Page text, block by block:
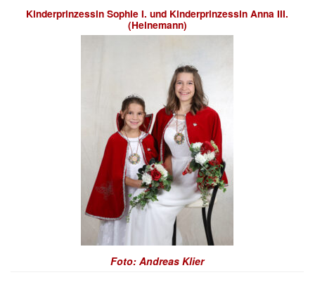
Kinderprinzessin Sophie I. und Kinderprinzessin Anna III.
(Heinemann)
Foto: Andreas Klier